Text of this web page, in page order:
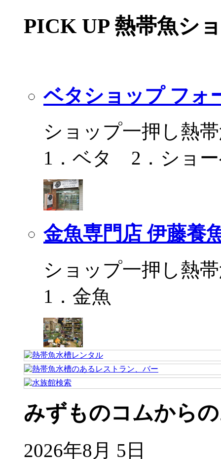
PICK UP 熱帯魚シ
ベタショップ フォ
ショップ一押し熱
1．ベタ 2．ショ
金魚専門店 伊藤養
ショップ一押し熱
1．金魚
みずものコムから
2026年8月 5日